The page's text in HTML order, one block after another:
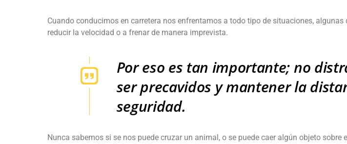
Cuando conducimos en carretera nos enfrentamos a todo tipo de situaciones, algunas
reducir la velocidad o a frenar de manera imprevista.
Por eso es tan importante; no
ser precavidos y mantener la
seguridad.
Nunca sabemos si se nos puede cruzar un animal, o se puede caer algún objeto sobre